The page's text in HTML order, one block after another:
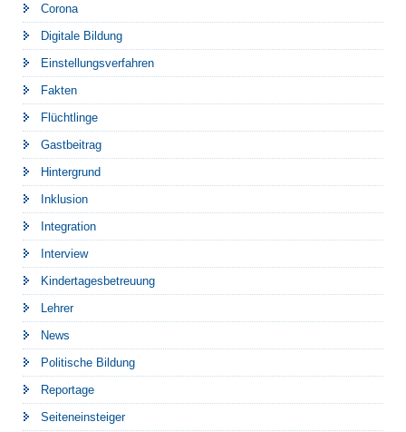
Corona
Digitale Bildung
Einstellungsverfahren
Fakten
Flüchtlinge
Gastbeitrag
Hintergrund
Inklusion
Integration
Interview
Kindertagesbetreuung
Lehrer
News
Politische Bildung
Reportage
Seiteneinsteiger